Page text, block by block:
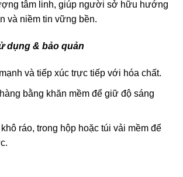
tâm linh, giúp người sở hữu hướng
và niềm tin vững bền.
dụng & bảo quản
và tiếp xúc trực tiếp với hóa chất.
bằng khăn mềm để giữ độ sáng
ráo, trong hộp hoặc túi vải mềm để